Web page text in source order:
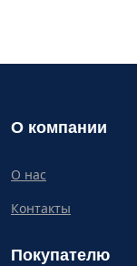
О компании
О нас
Контакты
Покупателю